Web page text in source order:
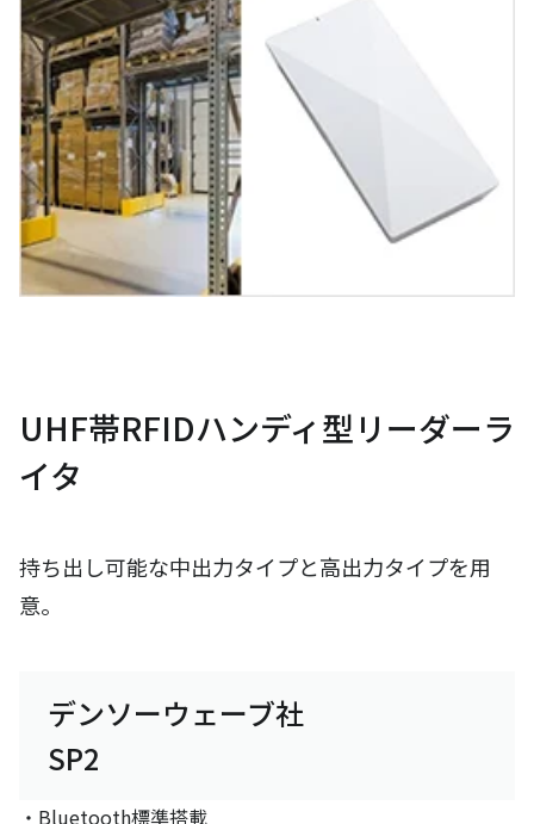
UHF帯RFIDハンディ型リーダーラ
イタ
持ち出し可能な中出力タイプと高出力タイプを用
意。
デンソーウェーブ社
SP2
・Bluetooth標準搭載